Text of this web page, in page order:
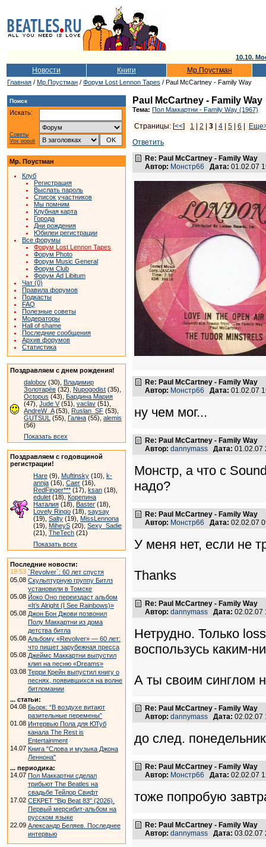
10.10.
Новости Книги Мр.Поустман
Главная / Мр.Поустман / Форум Lost Lennon Tapes / Paul McCartney - Family Way
Поиск
Искать:
Советы
Vox populi
Мр. Поустман
Клуб
Регистрация
Выслать пароль
Список участников
Мы помним
Клубная карта
Города
Дни рождения
Юбилеи регистрации
Все форумы
Форум Lost Lennon Tapes
Форум Photo
Форум Music General
Форум Club
Форум Ad Libitum
Чат (0)
Правила форумов
Подкасты
FAQ
Полезные советы
Модераторы
Hall of shame
Последние сообщения
Архив форумов
Статистика
Поздравляем с днем рождения!
dalobov (30), Владимир
Золотарёв (32), Nupogodist (35),
Octopus (43), Бардина Мария
(47), Jude V(51), vaclav (51),
AndreW_A(53), Ruslan_SF (53),
GUTSUL (55), Галіна (55), alemis
(56)
Показать всех
Поздравляем с годовщиной
регистрации!
Hare (9), Muftinsky (10), k-
annja (16), Caer (16),
RedFinger*** (17), ksan (18),
edulet (18), Корепина
Наталия (18), Baster (18),
Lovely Ringo (18), saysay
(19), Salty (19), MissLennona
(19), MiheyS (20), Sexy_Sadie
(21), TheTech (21)
Показать всех
Последние новости:
19:53 `Revolver`: 60 лет спустя
05.08 Скульптурную группу Битлз
установили в Томске
05.08 Йоко Оно переиздаст альбом
«It’s Alright (I See Rainbows)»
05.08 Джон Бон Джови позвонил
Полу Маккартни из дома
детства битла
05.08 Альбому «Revolver» — 60 лет:
что пишет зарубежная пресса
05.08 Джеймс Маккартни выпустил
клип на песню «Dreams»
03.08 Терри Крейн выпустил книгу о
песнях, появившихся на волне
битломании
... статьи:
04.08 Бьорк: “В воздухе витают
разительные перемены”
01.08 Интервью Пола для ЮТуб
канала The Rest is
Entertainment
14.07 Книга "Слова и музыка Джона
Леннона"
... периодика:
14.07 Пол Маккартни сделал
трибьют The Beatles на
свадьбе Тейлор Свифт
17.02 СЕКРЕТ "Big Beat 83" (2026).
Первый мерсибит-альбом на
русском языке
22.09 Александр Беляев. Последнее
интервью
Paul McCartney - Family Way
Тема: Пол Маккартни - Family Way (1967)
Страницы: [<<] 1 2 3 4 5 6
Ответить
Re: Paul McCartney - Family Way
Автор: Монстр66 Дата: 01.02.07
Re: Paul McCartney - Family Way
Автор: Монстр66 Дата: 01.02.07
ну чем мог...
Re: Paul McCartney - Family Way
Автор: dannymass Дата:
Монстр, а что с
надо?
Re: Paul McCartney - Family Way
Автор: Монстр66 Дата: 02.02.07
У меня нет, если не
Thanks
Re: Paul McCartney - Family Way
Автор: dannymass Дата:
Нетрудно. Только
воспользусь каким-
А ты своим синглом
Re: Paul McCartney - Family Way
Автор: dannymass Дата:
до след.
Re: Paul McCartney - Family Way
Автор: Монстр66 Дата: 02.02.07
тоже попробую
Re: Paul McCartney - Family Way
Автор: dannymass Дата: